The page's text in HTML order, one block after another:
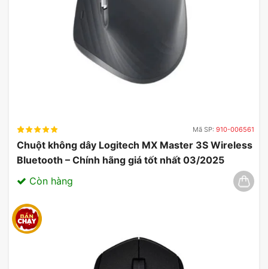
Mã SP: 910-006561
Chuột không dây Logitech MX Master 3S Wireless
Bluetooth – Chính hãng giá tốt nhất 03/2025
Còn hàng